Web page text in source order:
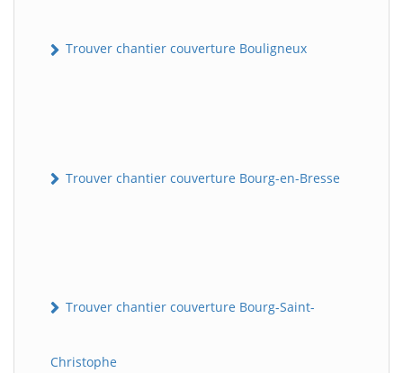
Trouver chantier couverture Bouligneux
Trouver chantier couverture Bourg-en-Bresse
Trouver chantier couverture Bourg-Saint-
Christophe